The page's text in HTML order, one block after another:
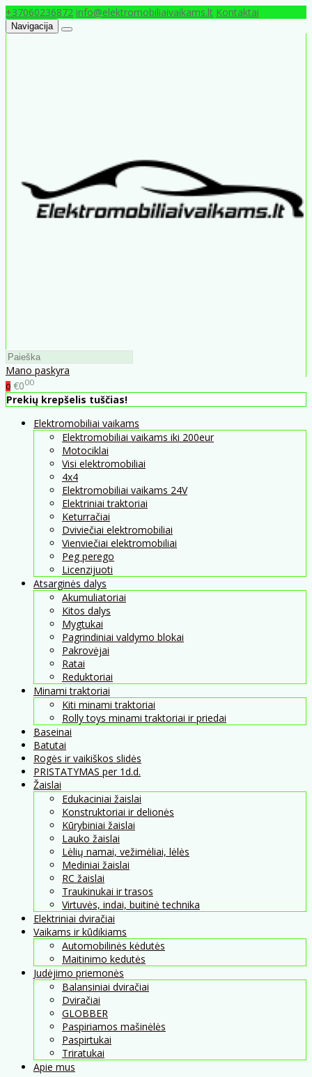
+37060236872 info@elektromobiliaivaikams.lt Kontaktai
Navigacija
Mano paskyra
0 €000
Prekių krepšelis tuščias!
Elektromobiliai vaikams
Elektromobiliai vaikams iki 200eur
Motociklai
Visi elektromobiliai
4x4
Elektromobiliai vaikams 24V
Elektriniai traktoriai
Keturračiai
Dviviečiai elektromobiliai
Vienviečiai elektromobiliai
Peg perego
Licenzijuoti
Atsarginės dalys
Akumuliatoriai
Kitos dalys
Mygtukai
Pagrindiniai valdymo blokai
Pakrovėjai
Ratai
Reduktoriai
Minami traktoriai
Kiti minami traktoriai
Rolly toys minami traktoriai ir priedai
Baseinai
Batutai
Rogės ir vaikiškos slidės
PRISTATYMAS per 1d.d.
Žaislai
Edukaciniai žaislai
Konstruktoriai ir delionės
Kūrybiniai žaislai
Lauko žaislai
Lėlių namai, vežimėliai, lėlės
Mediniai žaislai
RC žaislai
Traukinukai ir trasos
Virtuvės, indai, buitinė technika
Elektriniai dviračiai
Vaikams ir kūdikiams
Automobilinės kėdutės
Maitinimo kedutės
Judėjimo priemonės
Balansiniai dviračiai
Dviračiai
GLOBBER
Paspiriamos mašinėlės
Paspirtukai
Triratukai
Apie mus